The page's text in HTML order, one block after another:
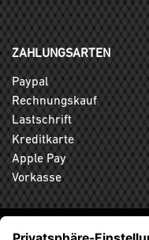
ZAHLUNGSARTEN
Paypal
Rechnungskauf
Lastschrift
Kreditkarte
Apple Pay
Vorkasse
ABONNIEREN SIE DEN